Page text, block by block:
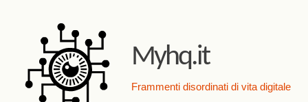
Myhq.it
Frammenti disordinati di vita digitale